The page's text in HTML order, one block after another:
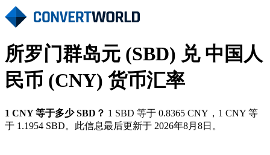
所罗门群岛元 (SBD) 兑 中国人
民币 (CNY) 货币汇率
1 CNY 等于多少 SBD？ 1 SBD 等于 0.8365 CNY，1 CNY 等
于 1.1954 SBD。此信息最后更新于 2026年8月8日。